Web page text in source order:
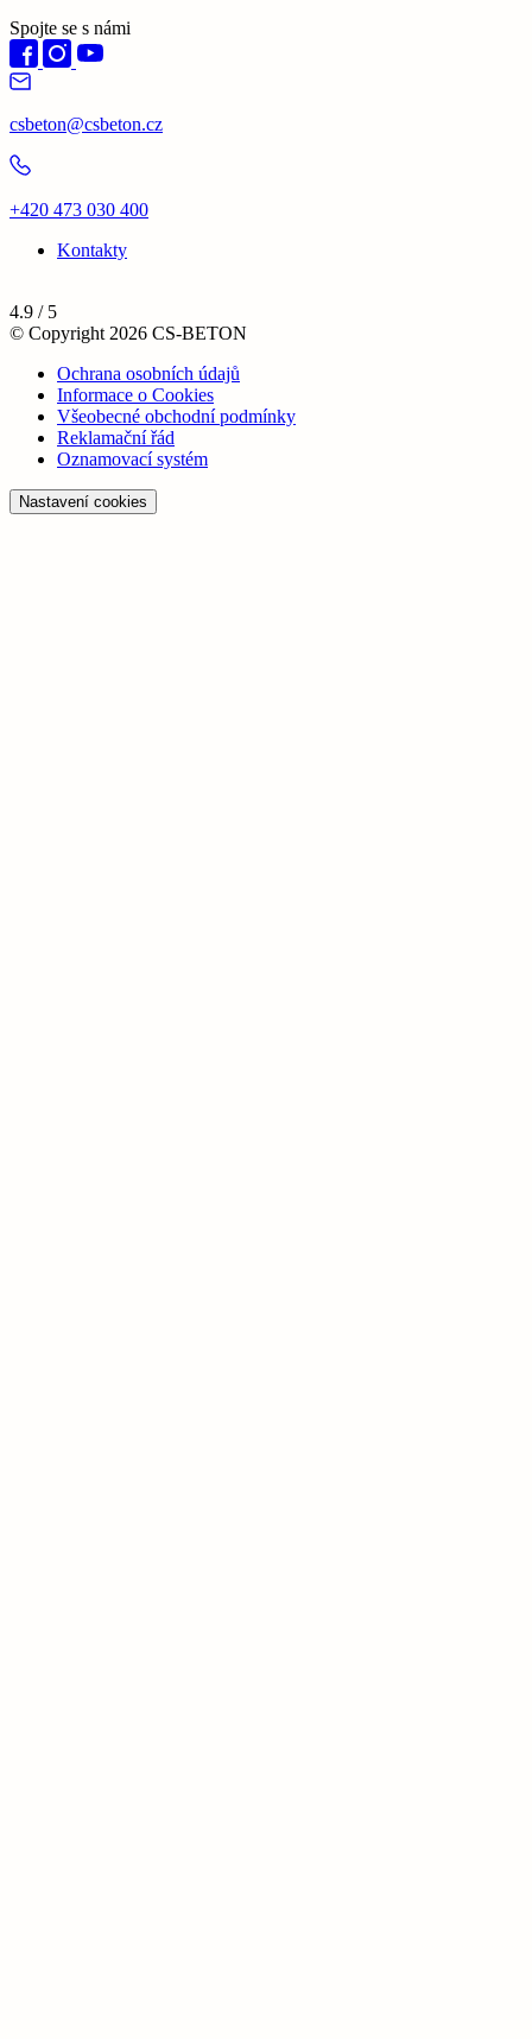
Spojte se s námi
csbeton@csbeton.cz
+420 473 030 400
Kontakty
4.9 / 5
© Copyright 2026 CS-BETON
Ochrana osobních údajů
Informace o Cookies
Všeobecné obchodní podmínky
Reklamační řád
Oznamovací systém
Nastavení cookies